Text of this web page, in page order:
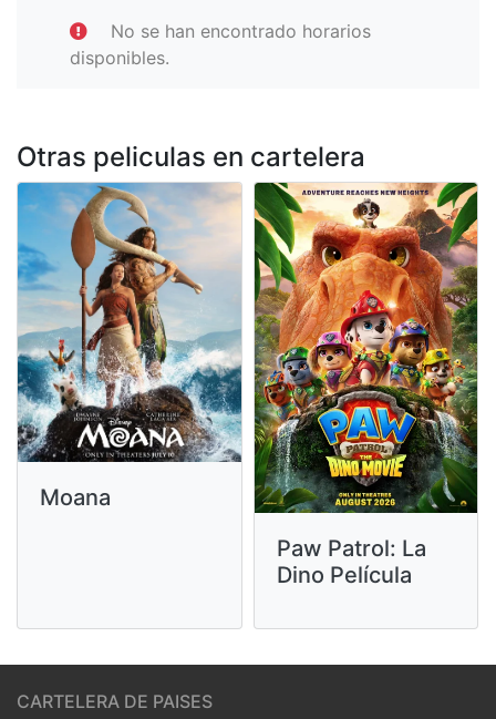
No se han encontrado horarios
disponibles.
Otras peliculas en cartelera
Moana
Paw Patrol: La
Dino Película
CARTELERA DE PAISES